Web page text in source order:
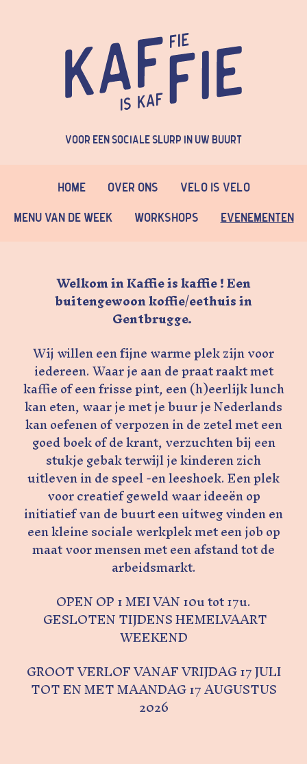
Voor een sociale slurp in uw buurt
Home Over Ons Velo is Velo
Menu van de week Workshops Evenementen
Welkom in Kaffie is kaffie ! Een
buitengewoon koffie/eethuis in
Gentbrugge.
Wij willen een fijne warme plek zijn voor
iedereen. Waar je aan de praat raakt met
kaffie of een frisse pint, een (h)eerlijk lunch
kan eten, waar je met je buur je Nederlands
kan oefenen of verpozen in de zetel met een
goed boek of de krant, verzuchten bij een
stukje gebak terwijl je kinderen zich
uitleven in de speel -en leeshoek. Een plek
voor creatief geweld waar ideeën op
initiatief van de buurt een uitweg vinden en
een kleine sociale werkplek met een job op
maat voor mensen met een afstand tot de
arbeidsmarkt.
OPEN OP 1 MEI VAN 10u tot 17u.
GESLOTEN TIJDENS HEMELVAART
WEEKEND
GROOT VERLOF VANAF VRIJDAG 17 JULI
TOT EN MET MAANDAG 17 AUGUSTUS
2026